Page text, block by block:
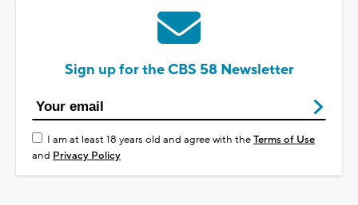
Sign up for the CBS 58 Newsletter
I am at least 18 years old and agree with theTerms of Use
and Privacy Policy